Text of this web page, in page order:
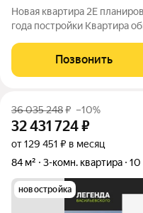
Новая квартира 2Е
года постройки Квартира
В квартире полная
белой водоэмульсионной
Позвонить
36 035 248₽ –10%
32 431 724₽
от 129 451 ₽ в месяц
84 м²
3-комн. квартира 10
новостройка